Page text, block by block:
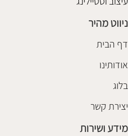
ניווט מהיר
דף הבית
אודותינו
בלוג
יצירת קשר
מידע ושירות